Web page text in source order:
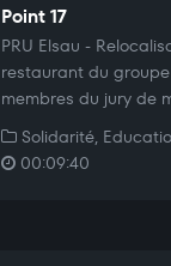
Point 17
PRU Elsau -
restaurant du
membres du jury de
Solidarité,
00:09:40